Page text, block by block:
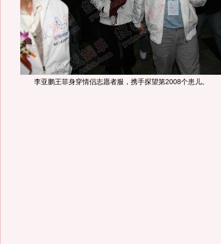
李亚鹏王菲身穿情侣志愿者服，携手探望第2008个患儿。